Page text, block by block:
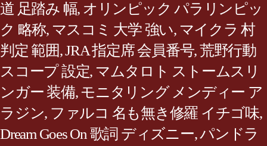
道 足踏み 幅, オリンピック パラリンピッ
ク 略称, マスコミ 大学 強い, マイクラ 村
判定 範囲,JRA 指定席 会員番号,荒野行動
スコープ 設定, マムタロト ストームスリ
ンガー 装備,モニタリング メンディー ア
ラジン, ファルコ 名も無き修羅 イチゴ味,
Dream Goes On 歌詞 ディズニー,パンドラ